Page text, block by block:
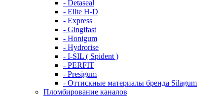
- Detaseal
- Elite H-D
- Express
- Gingifast
- Honigum
- Hydrorise
- I-SIL ( Spident )
- PERFIT
- Presigum
- Оттискные материалы бренда Silagum
Пломбирование каналов